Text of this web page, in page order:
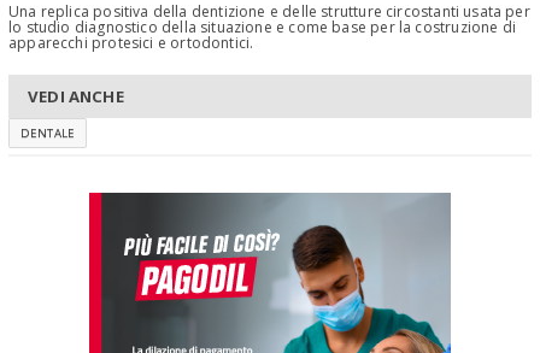
Una replica positiva della dentizione e delle strutture circostanti usata per
lo studio diagnostico della situazione e come base per la costruzione di
apparecchi protesici e ortodontici.
VEDI ANCHE
DENTALE